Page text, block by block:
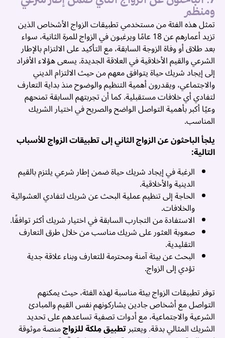
ومنظم
تمثل هذه الفئة من مستخدمي تطبيقات الزواج الأشخاص الذين
تزيد أعمارهم عن 18 عامًا ويرغبون في الزواج للمرة الثانية، سواء
بعد طلاق أو وفاة الزوجة السابقة، مع التأكيد على الالتزام بالإطار
الشرعي والقيم الأخلاقية في العلاقة الجديدة. يسعى هؤلاء الأفراد
إلى إيجاد شريك حياة يتوافق معهم من حيث الالتزام الديني
والاجتماعي، ويقدرون أهمية التنظيم والوضوح منذ بداية التعارف
لتفادي أي خلافات مستقبلية. كما أن تجربتهم السابقة تمنحهم
وعيًا أكبر بأهمية التواصل الواضح والصريح في اختيار الشريك
المناسب.
يلجأ الباحثون عن الزواج الثاني إلى تطبيقات الزواج للأسباب
التالية:
الرغبة في إيجاد شريك حياة ضمن إطار شرعي يلتزم بالقيم
الدينية والأخلاقية.
الحاجة إلى تنظيم عملية البحث عن شريك لتفادي العشوائية
والخلافات.
الاستفادة من التجارب السابقة في اختيار شريك أكثر توافقًا.
صعوبة العثور على شريك مناسب من خلال طرق التعارف
التقليدية.
البحث عن بيئة آمنة ومحترمة للتعارف وبناء علاقة جدية
تؤدي إلى الزواج.
توفر تطبيقات الزواج بيئة مناسبة لهذه الفئة، حيث يمكنهم
التواصل مع أشخاص جادين يشاركونهم نفس القيم والمبادئ
الشرعية والاجتماعية، مع أدوات تصفية تساعدهم على تحديد
الشريك المثالي بدقة. ويعتبرتطبيق مِلكة للزواجمنصة موثوقة